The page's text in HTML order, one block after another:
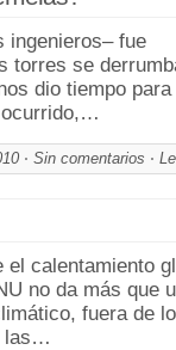
ingenieros– fue
torres se
dio tiempo para
ocurrido,…
Sin comentarios
el calentamiento
no da más que
fuera de
las…